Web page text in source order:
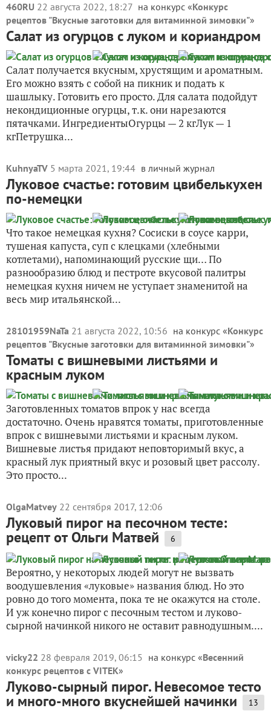
460RU 22 августа 2022, 18:27 на конкурс «Конкурс
рецептов "Вкусные заготовки для витаминной зимовки"»
Салат из огурцов с луком и кориандром
Салат получается вкусным, хрустящим и ароматным.
Его можно взять с собой на пикник и подать к
шашлыку. Готовить его просто. Для салата подойдут
некондиционные огурцы, т.к. они нарезаются
пятачками. ИнгредиентыОгурцы — 2 кгЛук — 1
кгПетрушка...
KuhnyaTV 5 марта 2021, 19:44 в личный журнал
Луковое счастье: готовим цвибелькухен
по-немецки
Что такое немецкая кухня? Сосиски в соусе карри,
тушеная капуста, суп с клецками (хлебными
котлетами), напоминающий русские щи… По
разнообразию блюд и пестроте вкусовой палитры
немецкая кухня ничем не уступает знаменитой на
весь мир итальянской...
28101959NaTa 21 августа 2022, 10:56 на конкурс «Конкурс
рецептов "Вкусные заготовки для витаминной зимовки"»
Томаты с вишневыми листьями и
красным луком
Заготовленных томатов впрок у нас всегда
достаточно. Очень нравятся томаты, приготовленные
впрок с вишневыми листьями и красным луком.
Вишневые листья придают неповторимый вкус, а
красный лук приятный вкус и розовый цвет рассолу.
Это просто...
OlgaMatvey 22 сентября 2017, 12:06
Луковый пирог на песочном тесте:
рецепт от Ольги Матвей 6
Вероятно, у некоторых людей могут не вызвать
воодушевления «луковые» названия блюд. Но это
ровно до того момента, пока те не окажутся на столе.
И уж конечно пирог с песочным тестом и луково-
сырной начинкой никого не оставит равнодушным....
vicky22 28 февраля 2019, 06:15 на конкурс «Весенний
конкурс рецептов с VITEK»
Луково-сырный пирог. Невесомое тесто
и много-много вкуснейшей начинки 13